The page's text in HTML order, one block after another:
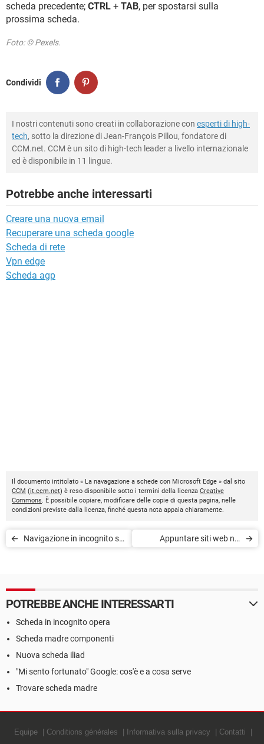
scheda precedente; CTRL + TAB, per spostarsi sulla
prossima scheda.
Foto: © Pexels.
Condividi
I nostri contenuti sono creati in collaborazione con esperti di high-
tech, sotto la direzione di Jean-François Pillou, fondatore di
CCM.net. CCM è un sito di high-tech leader a livello internazionale
ed è disponibile in 11 lingue.
Potrebbe anche interessarti
Creare una nuova email
Recuperare una scheda google
Scheda di rete
Vpn edge
Scheda agp
Il documento intitolato « La navagazione a schede con Microsoft Edge » dal sito
CCM (it.ccm.net) è reso disponibile sotto i termini della licenza Creative
Commons. È possibile copiare, modificare delle copie di questa pagina, nelle
condizioni previste dalla licenza, finché questa nota appaia chiaramente.
Navigazione in incognito su
Appuntare siti web nel
POTREBBE ANCHE INTERESSARTI
Scheda in incognito opera
Scheda madre componenti
Nuova scheda iliad
"Mi sento fortunato" Google: cos'è e a cosa serve
Trovare scheda madre
Equipe Conditions générales Informativa sulla privacy
Contatti